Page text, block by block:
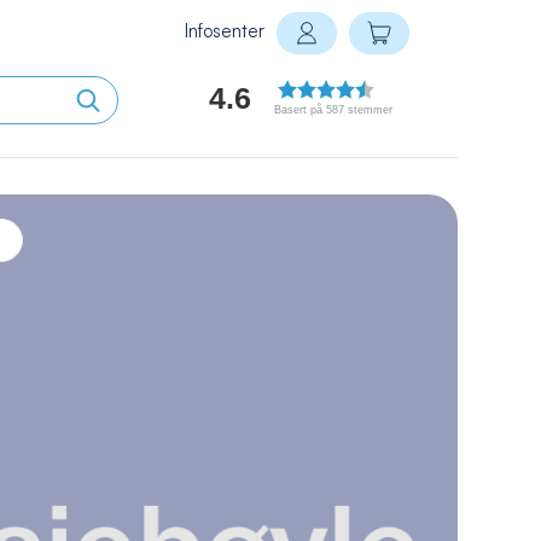
4.6 Basert på 587 stemmer
Infosenter
Logg inn
Min handlekurv